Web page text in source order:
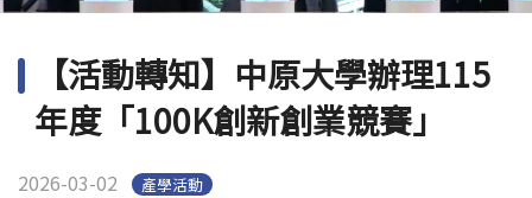
活動集錦
【活動轉知】中原大學辦理115
年度「100K創新創業競賽」
2026-03-02 產學活動